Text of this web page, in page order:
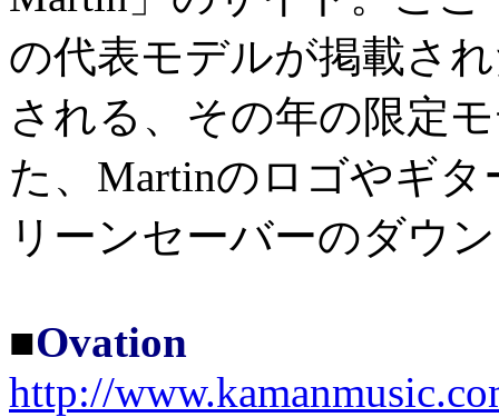
の代表モデルが掲載さ
される、その年の限定
た、Martinのロゴやギ
リーンセーバーのダウ
■Ovation
http://